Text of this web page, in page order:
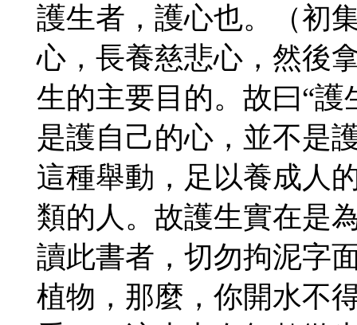
護生者，護心也。（初
心，長養慈悲心，然後
生的主要目的。故曰“
是護自己的心，並不是
這種舉動，足以養成人
類的人。故護生實在是
讀此書者，切勿拘泥字
植物，那麼，你開水不